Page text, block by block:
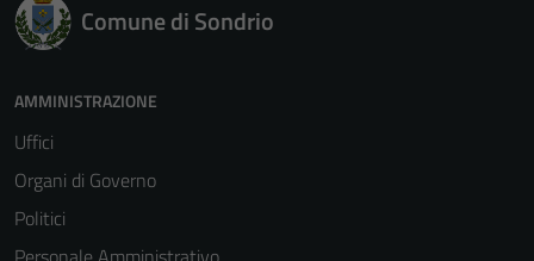
Comune di Sondrio
AMMINISTRAZIONE
Uffici
Organi di Governo
Politici